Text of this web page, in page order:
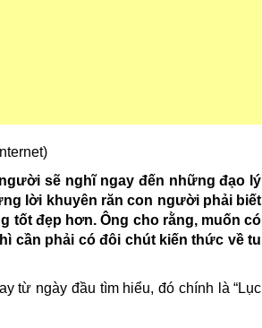
sẽ nghĩ ngay đến những đạo lý
lời khuyên răn con người phải biết
tốt đẹp hơn. Ông cho rằng, muốn có
cần phải có đôi chút kiến thức về tu
từ ngày đầu tìm hiểu, đó chính là “Lục